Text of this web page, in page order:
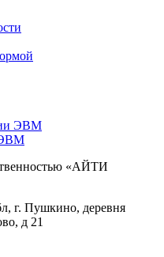
ЭВМ
ЭВМ
«АЙТИ
г. Пушкино, деревня
д 21